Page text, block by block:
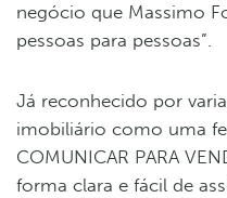
negócio que Massimo
pessoas para pessoas”.
Já reconhecido por
imobiliário como uma
COMUNICAR PARA
forma clara e fácil de